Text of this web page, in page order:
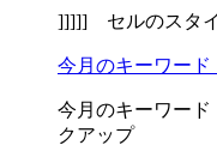
]]]]] セルのスタ
今月のキーワー
今月のキーワー
クアップ